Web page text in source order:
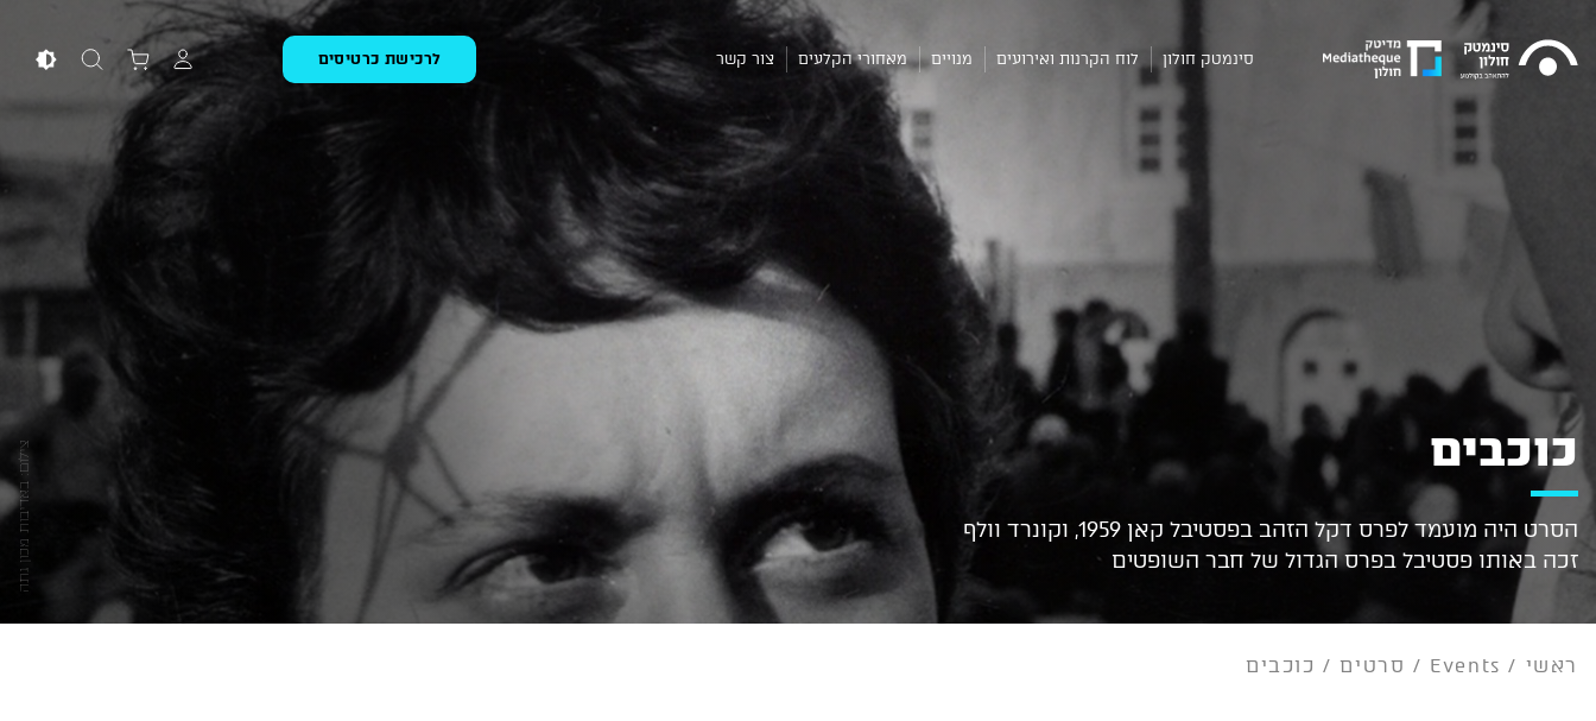
סינמטק חולון לוח הקרנות ואירועים מנויים מאחורי הקלעים צור קשר לרכישת כרטיסים
כוכבים
הסרט היה מועמד לפרס דקל הזהב בפסטיבל קאן 1959, וקונרד וולף
זכה באותו פסטיבל בפרס הגדול של חבר השופטים
צילום: באדיבות מכון גתה
ראשי /
Events
/ סרטים / כוכבים